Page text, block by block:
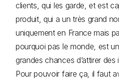
clients, qui les garde, et est
produit, qui a un très grand
uniquement en France mais
pourquoi pas le monde, est
grandes chances d’attirer des
Pour pouvoir faire ça, il faut